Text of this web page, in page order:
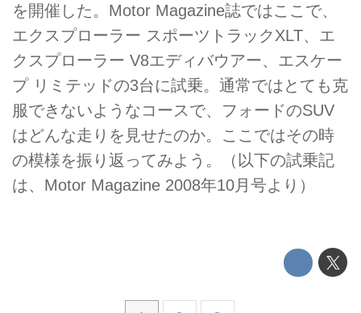
を開催した。Motor Magazine誌ではここで、
エクスプローラー スポーツトラックXLT、エ
クスプローラー V8エディバウアー、エスケー
プ リミテッドの3台に試乗。通常ではとても克
服できないようなコースで、フォードのSUV
はどんな走りを見せたのか。ここではその時
の模様を振り返ってみよう。（以下の試乗記
は、Motor Magazine 2008年10月号より）